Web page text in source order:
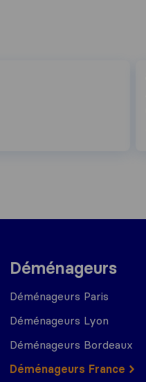
Déménageurs
Déménageurs Paris
Déménageurs Lyon
Déménageurs Bordeaux
Déménageurs France